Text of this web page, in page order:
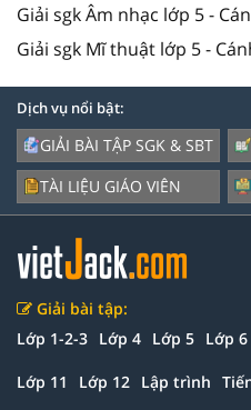
Giải sgk Âm nhạc lớp 5 -
Giải sgk Mĩ thuật lớp 5 -
Dịch vụ nổi bật:
GIẢI BÀI TẬP SGK & SBT
TÀI LIỆU GIÁO VIÊN
Giải bài tập:
Lớp 1-2-3 Lớp 4 Lớp 5 Lớp 6
Lớp 11 Lớp 12 Lập trình